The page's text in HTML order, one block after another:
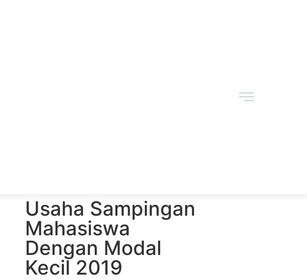
Usaha Sampingan
Mahasiswa
Dengan Modal
Kecil 2019